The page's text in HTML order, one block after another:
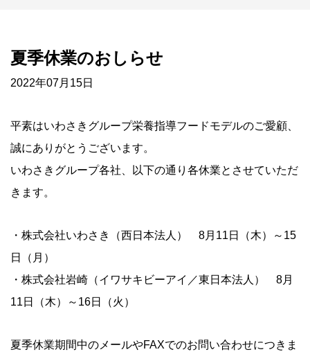
夏季休業のおしらせ
2022年07月15日
平素はいわさきグループ栄養指導フードモデルのご愛顧、
誠にありがとうございます。
いわさきグループ各社、以下の通り各休業とさせていただ
きます。
・株式会社いわさき（西日本法人） 8月11日（木）～15
日（月）
・株式会社岩崎（イワサキビーアイ／東日本法人） 8月
11日（木）～16日（火）
夏季休業期間中のメールやFAXでのお問い合わせにつきま